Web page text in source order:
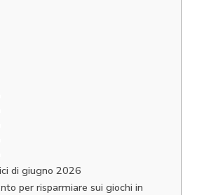
di giugno 2026
per risparmiare sui giochi in